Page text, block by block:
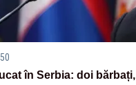
în Serbia: doi